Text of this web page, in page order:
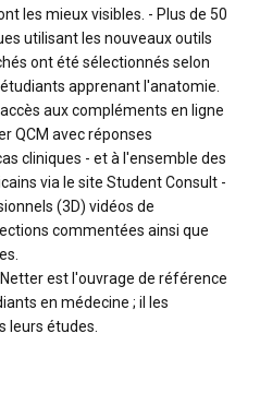
les mieux visibles. - Plus de 50
utilisant les nouveaux outils
ont été sélectionnés selon
apprenant l'anatomie.
aux compléments en ligne
QCM avec réponses
cliniques - et à l'ensemble des
via le site Student Consult -
(3D) vidéos de
commentées ainsi que
est l'ouvrage de référence
en médecine ; il les
leurs études.